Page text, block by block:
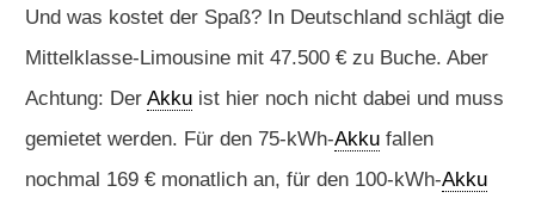
Und was kostet der Spaß? In Deutschland schlägt die
Mittelklasse-Limousine mit 47.500 € zu Buche. Aber
Achtung: Der Akku ist hier noch nicht dabei und muss
gemietet werden. Für den 75-kWh-Akku fallen
nochmal 169 € monatlich an, für den 100-kWh-Akku